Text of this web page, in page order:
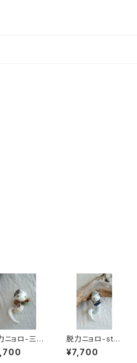
ニョロ-三角
脱力ニョロ-stri
pe
¥7,700